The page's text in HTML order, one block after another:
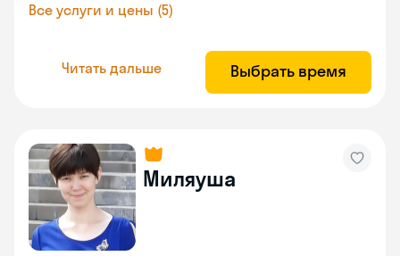
Все услуги и цены (5)
Читать дальше Выбрать время
Миляуша